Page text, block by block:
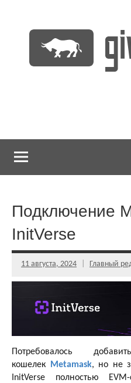
содержимому
Подключение
InitVerse
11 августа, 2024 Главный
Потребовалось
кошелек
Metamask, но не
InitVerse полностью